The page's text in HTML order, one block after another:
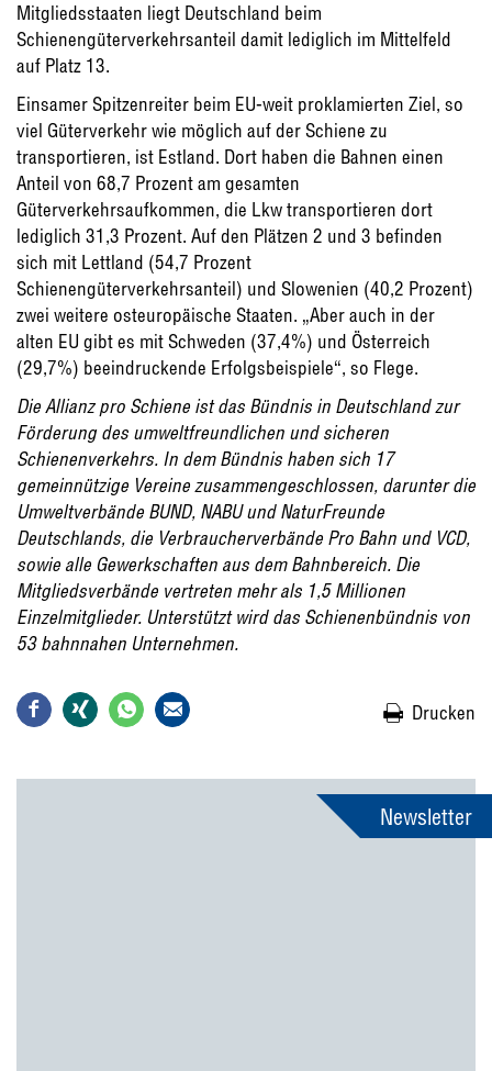
Mitgliedsstaaten liegt Deutschland beim
Schienengüterverkehrsanteil damit lediglich im Mittelfeld
auf Platz 13.
Einsamer Spitzenreiter beim EU-weit proklamierten Ziel, so
viel Güterverkehr wie möglich auf der Schiene zu
transportieren, ist Estland. Dort haben die Bahnen einen
Anteil von 68,7 Prozent am gesamten
Güterverkehrsaufkommen, die Lkw transportieren dort
lediglich 31,3 Prozent. Auf den Plätzen 2 und 3 befinden
sich mit Lettland (54,7 Prozent
Schienengüterverkehrsanteil) und Slowenien (40,2 Prozent)
zwei weitere osteuropäische Staaten. „Aber auch in der
alten EU gibt es mit Schweden (37,4%) und Österreich
(29,7%) beeindruckende Erfolgsbeispiele“, so Flege.
Die Allianz pro Schiene ist das Bündnis in Deutschland zur
Förderung des umweltfreundlichen und sicheren
Schienenverkehrs. In dem Bündnis haben sich 17
gemeinnützige Vereine zusammengeschlossen, darunter die
Umweltverbände BUND, NABU und NaturFreunde
Deutschlands, die Verbraucherverbände Pro Bahn und VCD,
sowie alle Gewerkschaften aus dem Bahnbereich. Die
Mitgliedsverbände vertreten mehr als 1,5 Millionen
Einzelmitglieder. Unterstützt wird das Schienenbündnis von
53 bahnnahen Unternehmen.
Drucken
Newsletter